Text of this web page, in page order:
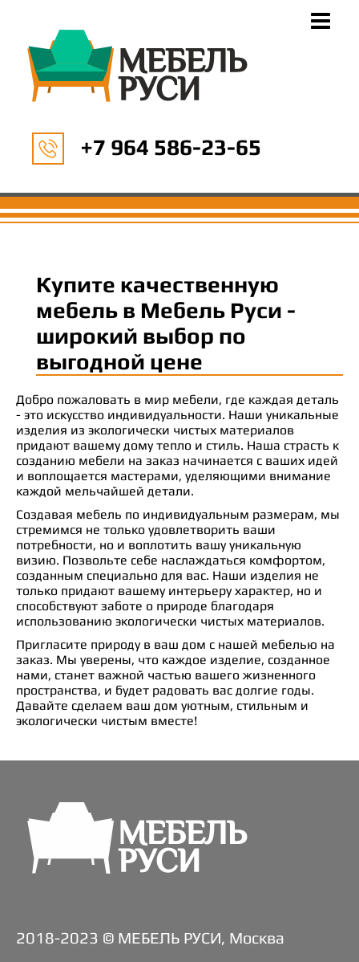
+7 964 586-23-65
Купите качественную
мебель в Мебель Руси -
широкий выбор по
выгодной цене
Добро пожаловать в мир мебели, где каждая деталь
- это искусство индивидуальности. Наши уникальные
изделия из экологически чистых материалов
придают вашему дому тепло и стиль. Наша страсть к
созданию мебели на заказ начинается с ваших идей
и воплощается мастерами, уделяющими внимание
каждой мельчайшей детали.
Создавая мебель по индивидуальным размерам, мы
стремимся не только удовлетворить ваши
потребности, но и воплотить вашу уникальную
визию. Позвольте себе наслаждаться комфортом,
созданным специально для вас. Наши изделия не
только придают вашему интерьеру характер, но и
способствуют заботе о природе благодаря
использованию экологически чистых материалов.
Пригласите природу в ваш дом с нашей мебелью на
заказ. Мы уверены, что каждое изделие, созданное
нами, станет важной частью вашего жизненного
пространства, и будет радовать вас долгие годы.
Давайте сделаем ваш дом уютным, стильным и
экологически чистым вместе!
2018-2023 © МЕБЕЛЬ РУСИ, Москва